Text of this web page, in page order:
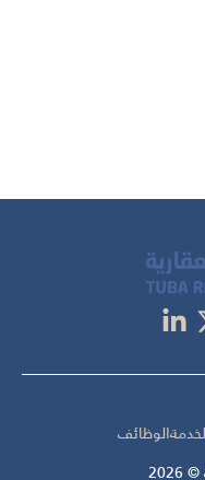
الوظائف